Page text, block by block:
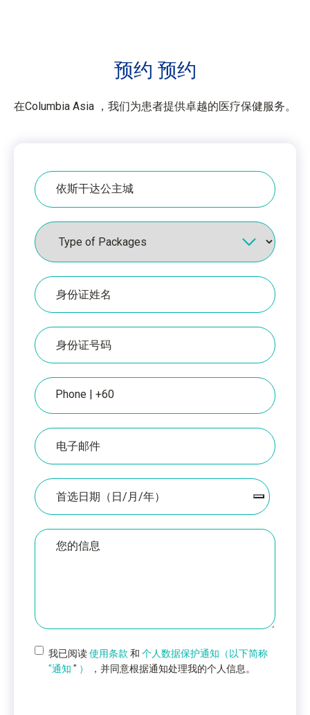
预约 预约
在Columbia Asia ，我们为患者提供卓越的医疗保健服务。
医
院
配
套
身
份
证
上
的
姓
IC
编
号
电
话
电
子
邮
件
日
期
您
我已阅读使用条款 和 个人数据保护通知（以下简称
"通知 " ） ，并同意根据通知处理我的个人信息。